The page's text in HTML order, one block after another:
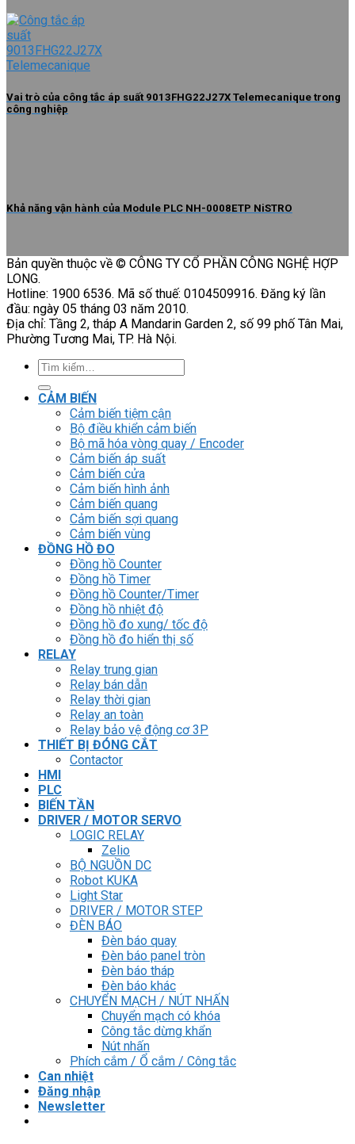
Vai trò của công tắc áp suất 9013FHG22J27X Telemecanique trong
công nghiệp
Khả năng vận hành của Module PLC NH-0008ETP NiSTRO
Bản quyền thuộc về © CÔNG TY CỔ PHẦN CÔNG NGHỆ HỢP
LONG.
Hotline: 1900 6536. Mã số thuế: 0104509916. Đăng ký lần
đầu: ngày 05 tháng 03 năm 2010.
Địa chỉ: Tầng 2, tháp A Mandarin Garden 2, số 99 phố Tân Mai,
Phường Tương Mai, TP. Hà Nội.
Tìm
kiếm:
CẢM BIẾN
Cảm biến tiệm cận
Bộ điều khiển cảm biến
Bộ mã hóa vòng quay / Encoder
Cảm biến áp suất
Cảm biến cửa
Cảm biến hình ảnh
Cảm biến quang
Cảm biến sợi quang
Cảm biến vùng
ĐỒNG HỒ ĐO
Đồng hồ Counter
Đồng hồ Timer
Đồng hồ Counter/Timer
Đồng hồ nhiệt độ
Đồng hồ đo xung/ tốc độ
Đồng hồ đo hiển thị số
RELAY
Relay trung gian
Relay bán dẫn
Relay thời gian
Relay an toàn
Relay bảo vệ động cơ 3P
THIẾT BỊ ĐÓNG CẮT
Contactor
HMI
PLC
BIẾN TẦN
DRIVER / MOTOR SERVO
LOGIC RELAY
Zelio
BỘ NGUỒN DC
Robot KUKA
Light Star
DRIVER / MOTOR STEP
ĐÈN BÁO
Đèn báo quay
Đèn báo panel tròn
Đèn báo tháp
Đèn báo khác
CHUYỂN MẠCH / NÚT NHẤN
Chuyển mạch có khóa
Công tắc dừng khẩn
Nút nhấn
Phích cắm / Ổ cắm / Công tắc
Can nhiệt
Đăng nhập
Newsletter